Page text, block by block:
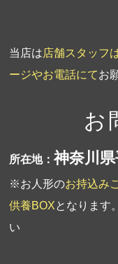
当店は店舗スタッフ
ージやお電話にてお
お
所在地：神奈川
※お人形のお持込み
供養BOXとなります
い